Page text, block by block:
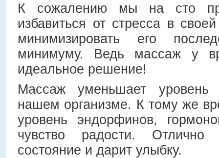
К сожалению мы на сто
избавиться от стресса в
минимизировать его
минимуму. Ведь массаж у
идеальное решение!
Массаж уменьшает уровень
нашем организме. К тому же
уровень эндорфинов,
чувство радости. Отлично
состояние и дарит улыбку.